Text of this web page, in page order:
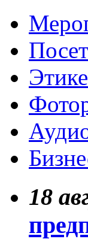
18